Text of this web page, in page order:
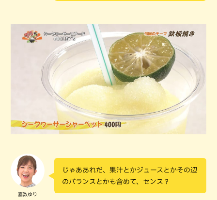
嘉数ゆり
じゃああれだ、果汁とかジュースとかその辺
のバランスとかも含めて、センス？